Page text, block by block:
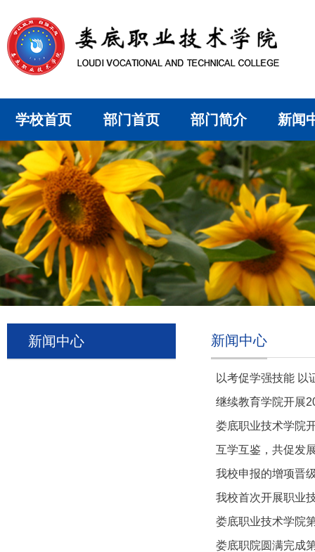
学校首页 部门首页 部门简介 新闻
新闻中心 新闻中心
以考促学强技能
继续教育学院开展
娄底职业技术学院
互学互鉴，共促发
我校申报的增项晋
我校首次开展职业
娄底职业技术学院
娄底职院圆满完成